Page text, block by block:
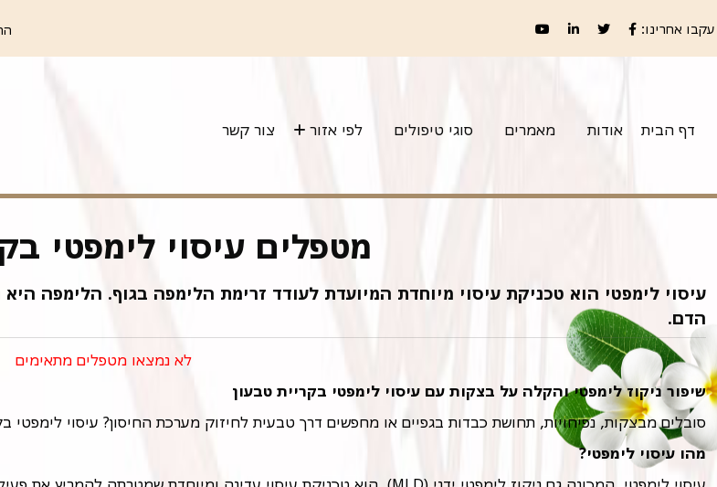
עקבו אחרינו:
דף הבית אודות מאמרים סוגי טיפולים לפי אזור צור קשר
מטפלים עיסוי לימפטי
עיסוי לימפטי הוא טכניקת עיסוי מיוחדת המיועדת לעודד זרימת הלימפה בגוף. הלימפה
הדם.
לא נמצאו מטפלים מתאימים
שיפור ניקוז לימפטי והקלה על בצקות עם עיסוי לימפטי בקריית טבעון
סובלים מבצקות, נפיחויות, תחושת כבדות בגפיים או מחפשים דרך טבעית לחיזוק מערכת החיסון? עיסוי לימפטי
מהו עיסוי לימפטי?